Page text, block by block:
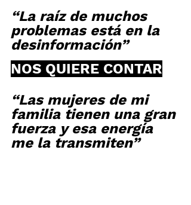
“La raíz de muchos
problemas está en la
desinformación”
NOS QUIERE CONTAR
“Las mujeres de mi
familia tienen una gran
fuerza y esa energía
me la transmiten”